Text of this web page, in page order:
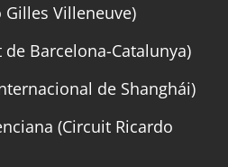
Gilles Villeneuve)
de Barcelona-Catalunya)
de Shanghái)
(Circuit Ricardo